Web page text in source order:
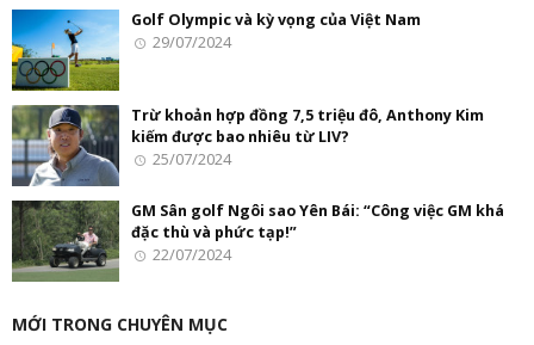
Golf Olympic và kỳ vọng của Việt Nam
29/07/2024
Trừ khoản hợp đồng 7,5 triệu đô, Anthony Kim
kiếm được bao nhiêu từ LIV?
25/07/2024
GM Sân golf Ngôi sao Yên Bái: “Công việc GM khá
đặc thù và phức tạp!”
22/07/2024
MỚI TRONG CHUYÊN MỤC